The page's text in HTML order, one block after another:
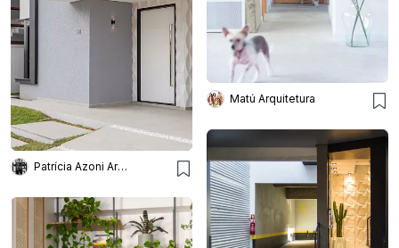
Matú Arquitetura
Patrícia Azoni Arquitetura + Arte & Design